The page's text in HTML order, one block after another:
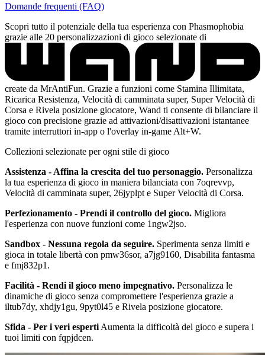
Domande frequenti (FAQ)
Scopri tutto il potenziale della tua esperienza con Phasmophobia
grazie alle 20 personalizzazioni di gioco selezionate di
create da MrAntiFun. Grazie a funzioni come Stamina Illimitata,
Ricarica Resistenza, Velocità di camminata super, Super Velocità di
Corsa e Rivela posizione giocatore, Wand ti consente di bilanciare il
gioco con precisione grazie ad attivazioni/disattivazioni istantanee
tramite interruttori in-app o l'overlay in-game Alt+W.
Collezioni selezionate per ogni stile di gioco
Assistenza - Affina la crescita del tuo personaggio. Personalizza
la tua esperienza di gioco in maniera bilanciata con 7oqrevvp,
Velocità di camminata super, 26jyplpt e Super Velocità di Corsa.
Perfezionamento - Prendi il controllo del gioco. Migliora
l'esperienza con nuove funzioni come 1ngw2jso.
Sandbox - Nessuna regola da seguire. Sperimenta senza limiti e
gioca in totale libertà con pmw36sor, a7jg9160, Disabilita fantasma
e fmj832p1.
Facilità - Rendi il gioco meno impegnativo. Personalizza le
dinamiche di gioco senza compromettere l'esperienza grazie a
iltub7dy, xhdjy1gu, 9pyt0l45 e Rivela posizione giocatore.
Sfida - Per i veri esperti Aumenta la difficoltà del gioco e supera i
tuoi limiti con fqpjdcen.